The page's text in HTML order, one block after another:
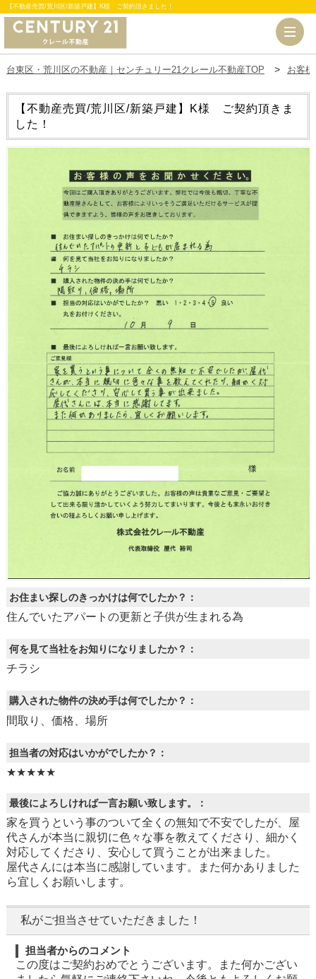
【不動産売買/荒川区/新築戸建】K様 ご契約頂きました！
台東区・荒川区の不動産｜センチュリー21クレール不動産TOP お客
【不動産売買/荒川区/新築戸建】K様 ご契約頂きま
した！
お住まい探しのきっかけは何でしたか？：
住んでいたアパートの更新と子供が生まれる為
何を見て当社をお知りになりましたか？：
チラシ
購入された物件の決め手は何でしたか？：
間取り、価格、場所
担当者の対応はいかがでしたか？：
★★★★★
最後によろしければ一言お願い致します。：
家を買うという事のついて全くの無知で不安でしたが、屋
代さんが本当に親切に色々な事を教えてくださり、細かく
対応してくださり、安心して買うことが出来ました。
屋代さんには本当に感謝しています。また何かありました
ら宜しくお願いします。
私がご担当させていただきました！
担当者からのコメント
この度はご契約おめでとうございます。また何かござい